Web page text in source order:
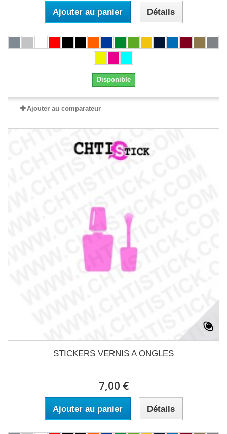
Ajouter au panier Détails
Disponible
Ajouter au comparateur
STICKERS VERNIS A ONGLES
7,00 €
Ajouter au panier Détails